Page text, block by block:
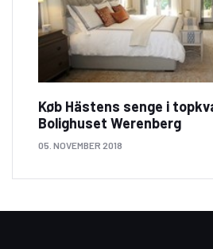
Køb Hästens senge i
Bolighuset Werenberg
05. NOVEMBER 2018